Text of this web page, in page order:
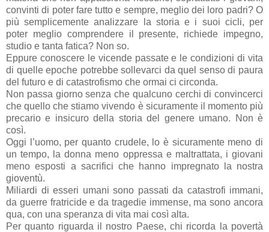
convinti di poter fare tutto e sempre, meglio dei loro padri? O
più semplicemente analizzare la storia e i suoi cicli, per
poter meglio comprendere il presente, richiede impegno,
studio e tanta fatica? Non so.
Eppure conoscere le vicende passate e le condizioni di vita
di quelle epoche potrebbe sollevarci da quel senso di paura
del futuro e di catastrofismo che ormai ci circonda.
Non passa giorno senza che qualcuno cerchi di convincerci
che quello che stiamo vivendo è sicuramente il momento più
precario e insicuro della storia del genere umano. Non è
così.
Oggi l’uomo, per quanto crudele, lo è sicuramente meno di
un tempo, la donna meno oppressa e maltrattata, i giovani
meno esposti a sacrifici che hanno impregnato la nostra
gioventù.
Miliardi di esseri umani sono passati da catastrofi immani,
da guerre fratricide e da tragedie immense, ma sono ancora
qua, con una speranza di vita mai così alta.
Per quanto riguarda il nostro Paese, chi ricorda la povertà